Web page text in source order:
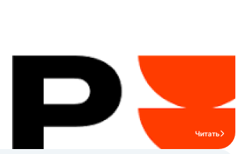
сотрудников в Стамбуле, компания
имеет мощную сеть продаж и
дистрибуции по всей Турции.
Читать